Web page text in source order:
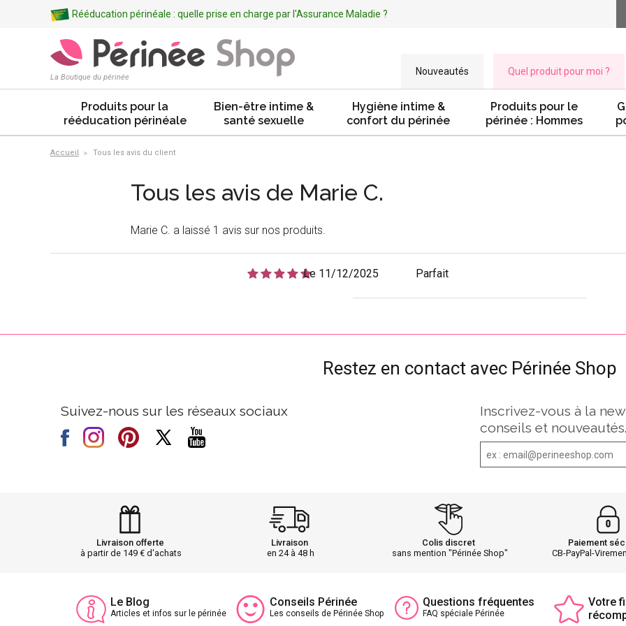
Rééducation périnéale : quelle prise en charge par l'Assurance Maladie ?
La Boutique du périnée
Nouveautés Quel produit pour moi ?
Produits pour la
rééducation périnéale
Bien-être intime &
santé sexuelle
Hygiène intime &
confort du périnée
Produits pour le
périnée : Hommes
Accueil Tous les avis du client
Tous les avis de Marie C.
Marie C. a laissé 1 avis sur nos produits.
Le 11/12/2025 Parfait
Restez en contact avec Périnée Shop
Suivez-nous sur les réseaux sociaux
Inscrivez-vous à la
conseils et nouveautés.
Livraison offerte
à partir de 149 € d'achats
Livraison
en 24 à 48 h
Colis discret
sans mention "Périnée Shop"
Paiement
CB-PayPal-
Le Blog
Articles et infos sur le périnée
Conseils Périnée
Les conseils de Périnée Shop
Questions fréquentes
FAQ spéciale Périnée
Votre